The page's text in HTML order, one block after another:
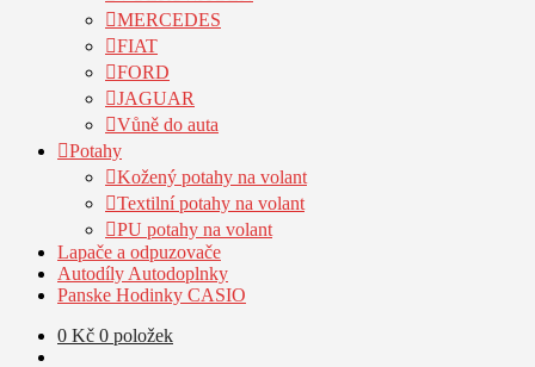
MERCEDES
FIAT
FORD
JAGUAR
Vůně do auta
Potahy
Kožený potahy na volant
Textilní potahy na volant
PU potahy na volant
Lapače a odpuzovače
Autodíly Autodoplnky
Panske Hodinky CASIO
0 Kč 0 položek